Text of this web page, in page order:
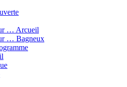
… Arcueil
… Bagneux